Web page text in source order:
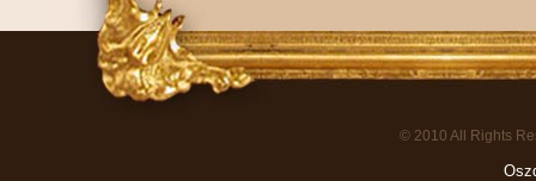
© 2010 All Rights